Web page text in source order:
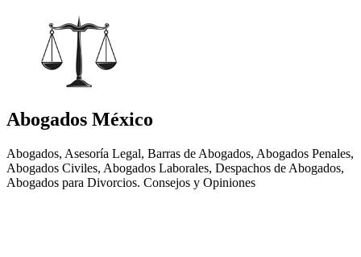
Abogados México
Abogados, Asesoría Legal, Barras de Abogados, Abogados Penales,
Abogados Civiles, Abogados Laborales, Despachos de Abogados,
Abogados para Divorcios. Consejos y Opiniones